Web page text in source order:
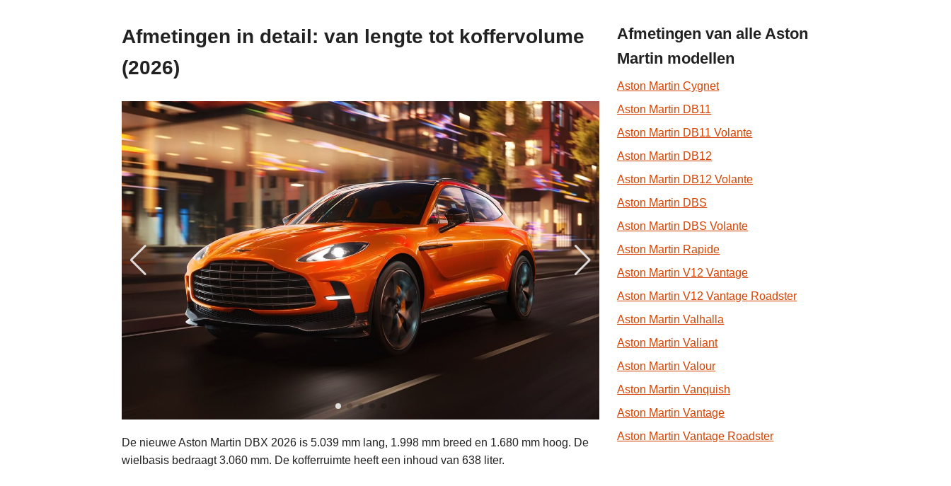
Afmetingen in detail: van lengte tot koffervolume
(2026)
De nieuwe Aston Martin DBX 2026 is 5.039 mm lang, 1.998 mm breed en 1.680 mm hoog. De
wielbasis bedraagt 3.060 mm. De kofferruimte heeft een inhoud van 638 liter.
Afmetingen van alle Aston
Martin modellen
Aston Martin Cygnet
Aston Martin DB11
Aston Martin DB11 Volante
Aston Martin DB12
Aston Martin DB12 Volante
Aston Martin DBS
Aston Martin DBS Volante
Aston Martin Rapide
Aston Martin V12 Vantage
Aston Martin V12 Vantage Roadster
Aston Martin Valhalla
Aston Martin Valiant
Aston Martin Valour
Aston Martin Vanquish
Aston Martin Vantage
Aston Martin Vantage Roadster